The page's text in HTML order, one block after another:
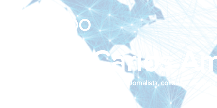
João Carlos
BLOG DO
Jornalista, consultor de